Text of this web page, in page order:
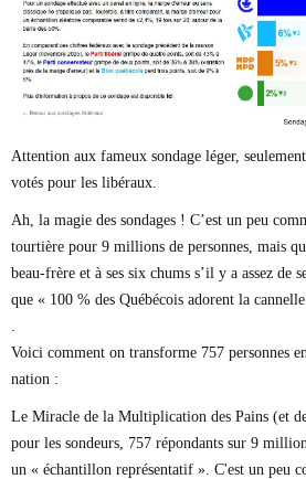
Marie-Eve Doyon
Nathalie Elgrably
Normand Lester
Philippe Léger
Richard Béliveau
Richard Martineau
Réjean Parent
Steve E. Fortin
Sophie Durocher
Thomas Mulcair
Véronyque Tremblay
Attention aux fameux sondage léger,
votés pour les libéraux.
Ah, la magie des sondages ! C’est un peu
tourtière pour 9 millions de personnes, mais
beau-frère et à ses six chums s’il y a assez de
que « 100 % des Québécois adorent la
Voici comment on transforme 757 personnes
nation :
Le Miracle de la Multiplication des Pains (et
pour les sondeurs, 757 répondants sur 9
un « échantillon représentatif ». C'est un peu